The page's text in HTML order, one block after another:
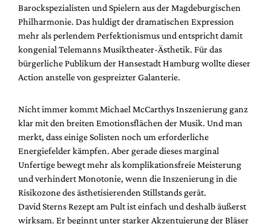
Barockspezialisten und Spielern aus der Magdeburgischen
Philharmonie. Das huldigt der dramatischen Expression
mehr als perlendem Perfektionismus und entspricht damit
kongenial Telemanns Musiktheater-Ästhetik. Für das
bürgerliche Publikum der Hansestadt Hamburg wollte dieser
Action anstelle von gespreizter Galanterie.
Nicht immer kommt Michael McCarthys Inszenierung ganz
klar mit den breiten Emotionsflächen der Musik. Und man
merkt, dass einige Solisten noch um erforderliche
Energiefelder kämpfen. Aber gerade dieses marginal
Unfertige bewegt mehr als komplikationsfreie Meisterung
und verhindert Monotonie, wenn die Inszenierung in die
Risikozone des ästhetisierenden Stillstands gerät.
David Sterns Rezept am Pult ist einfach und deshalb äußerst
wirksam. Er beginnt unter starker Akzentuierung der Bläser